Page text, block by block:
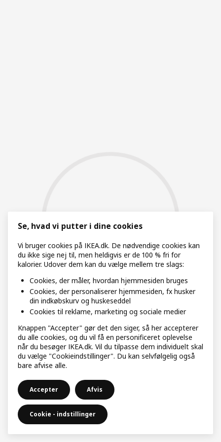
Se, hvad vi putter i dine cookies
Vi bruger cookies på IKEA.dk. De nødvendige cookies kan
du ikke sige nej til, men heldigvis er de 100 % fri for
kalorier. Udover dem kan du vælge mellem tre slags:
Cookies, der måler, hvordan hjemmesiden bruges
Cookies, der personaliserer hjemmesiden, fx husker
din indkøbskurv og huskeseddel
Cookies til reklame, marketing og sociale medier
Knappen "Accepter" gør det den siger, så her accepterer
du alle cookies, og du vil få en personificeret oplevelse
når du besøger IKEA.dk. Vil du tilpasse dem individuelt skal
du vælge "Cookieindstillinger". Du kan selvfølgelig også
bare afvise alle.
Accepter Afvis
Cookie - indstillinger